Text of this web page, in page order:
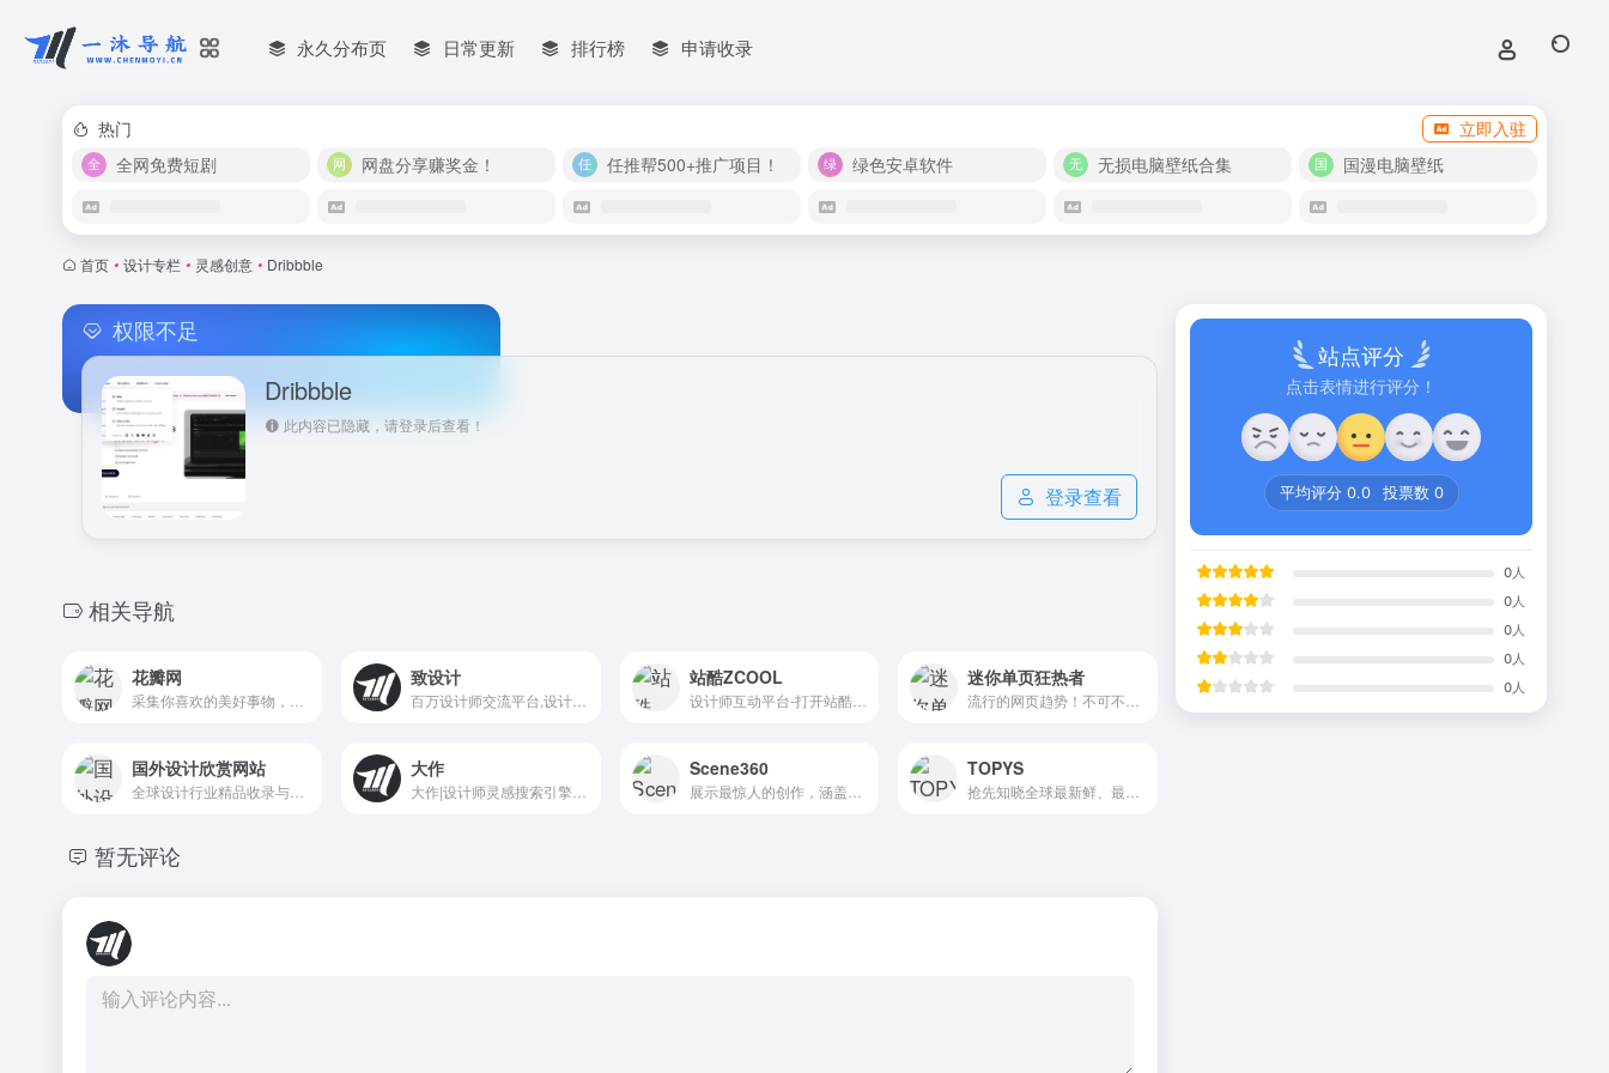
永久分布页 日常更新 排行榜 申请收录
热门
立即入驻
全网免费短剧
网盘分享赚奖金！ 任推帮500+推广项目！ 绿色安卓软件 无损电脑壁纸合集 国漫电脑壁纸
首页 • 设计专栏 • 灵感创意 • Dribbble
权限不足
Dribbble
此内容已隐藏，请登录后查看！
登录查看
相关导航
花瓣网 致设计
百万设计师交流平台,设计师聚集地!
站酷ZCOOL
设计师互动平台-打开站酷,发现更好的设计!。站酷ZCOOL,中国设计师互动平台.深耕设计领域十八年,站酷聚集了1800万设计师、摄影师、插画师、艺术家、创意人,设计创意群体中具有较高的影响力与号召力.
迷你单页狂热者
国外设计欣赏网站 大作 Scene360 TOPYS
暂无评论
站点评分
点击表情进行评分！
平均评分 0.0投票数 0
0人
0人
0人
0人
0人